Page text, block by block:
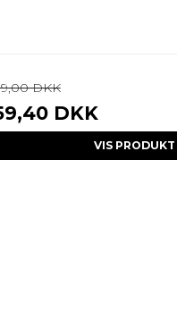
DKK
DKK
VIS PRODUKT